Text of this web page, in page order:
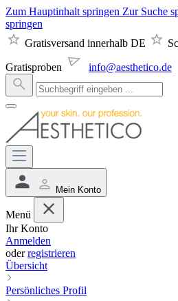
Zum Hauptinhalt springen Zur Suche
springen
Gratisversand innerhalb DE
Gratisproben info@aesthetico.de
Mein Konto
Menü
Ihr Konto
Anmelden
oderregistrieren
Übersicht
Persönliches Profil